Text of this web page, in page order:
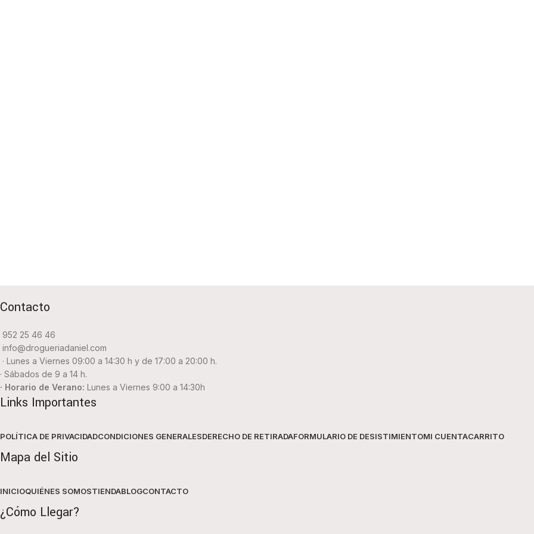
Contacto
952 25 46 46
info@drogueriadaniel.com
· Lunes a Viernes 09:00 a 14:30 h y de 17:00 a 20:00 h.
· Sábados de 9 a 14 h.
· Horario de Verano: Lunes a Viernes 9:00 a 14:30h
Links Importantes
POLÍTICA DE PRIVACIDADCONDICIONES GENERALESDERECHO DE RETIRADAFORMULARIO DE DESISTIMIENTOMI CUENTACARRITO
Mapa del Sitio
INICIOQUIÉNES SOMOSTIENDABLOGCONTACTO
¿Cómo Llegar?